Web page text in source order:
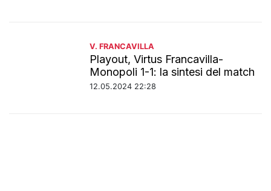
V. FRANCAVILLA
Playout, Virtus Francavilla-
Monopoli 1-1: la sintesi del match
12.05.2024 22:28